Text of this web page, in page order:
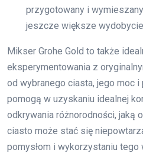
przygotowany i
jeszcze większe
Mikser Grohe Gold to także
eksperymentowania z
od wybranego ciasta, jego moc
pomogą w uzyskaniu idealnej
odkrywania różnorodności, jaką
ciasto może stać się
pomysłom i wykorzystaniu